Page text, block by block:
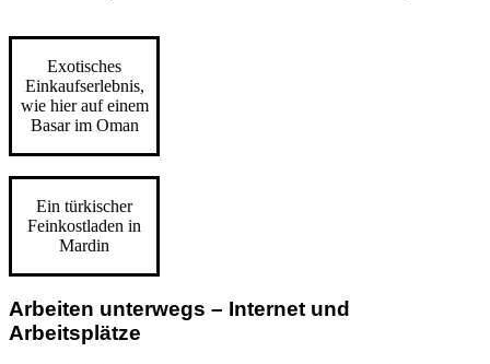
Exotisches
Einkaufserlebnis,
wie hier auf einem
Basar im Oman
Ein türkischer
Feinkostladen in
Mardin
Arbeiten unterwegs – Internet und
Arbeitsplätze